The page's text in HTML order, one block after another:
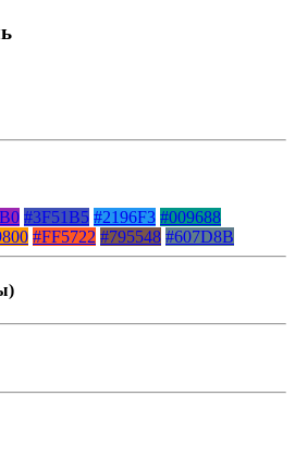
#3F51B5 #2196F3 #009688
#FF5722 #795548 #607D8B